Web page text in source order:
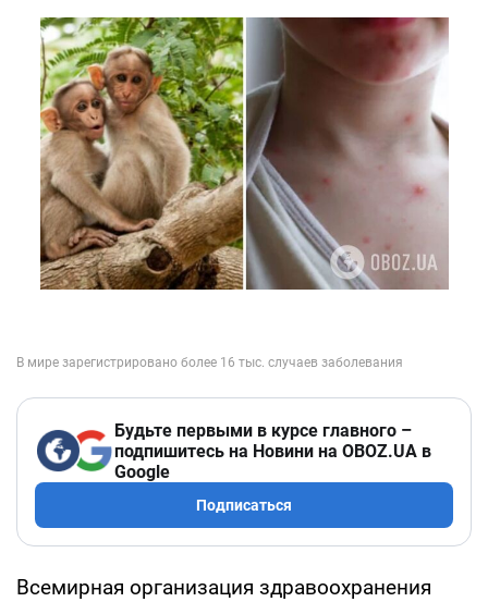
Будьте первыми в курсе главного –
подпишитесь на Новини на OBOZ.UA в
Google
Подписаться
Всемирная организация здравоохранения